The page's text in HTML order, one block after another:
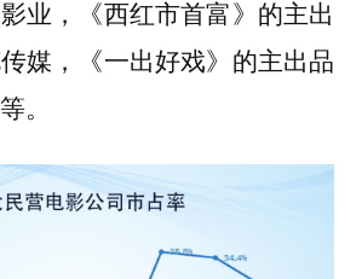
业，《西红市首富》的主出
媒，《一出好戏》的主出品
。